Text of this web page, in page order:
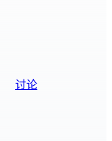
讨论